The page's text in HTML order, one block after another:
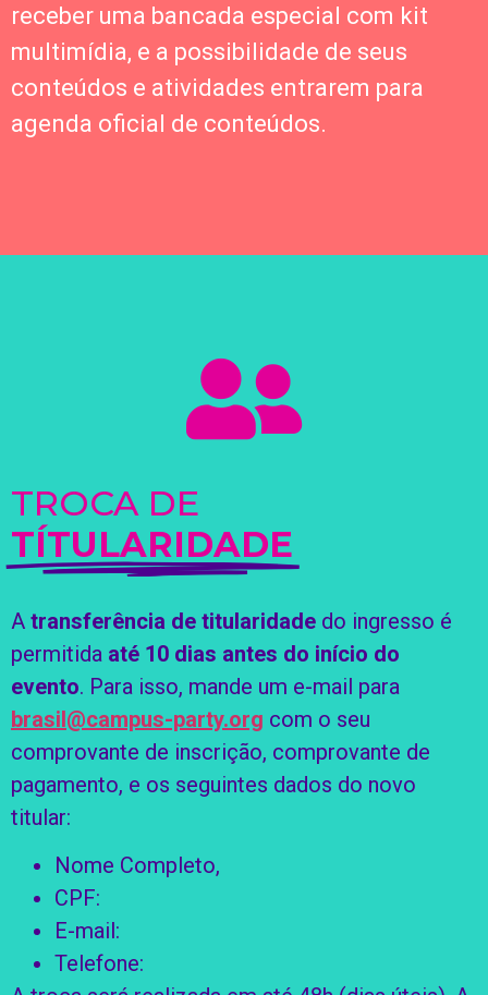
receber uma bancada especial com kit
multimídia, e a possibilidade de seus
conteúdos e atividades entrarem para
agenda oficial de conteúdos.
TROCA DE
TÍTULARIDADE
A transferência de titularidade do ingresso é
permitida até 10 dias antes do início do
evento. Para isso, mande um e-mail para
brasil@campus-party.org com o seu
comprovante de inscrição, comprovante de
pagamento, e os seguintes dados do novo
titular:
Nome Completo,
CPF:
E-mail:
Telefone: